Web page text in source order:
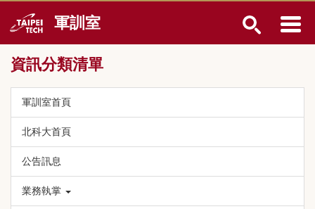
到
要
內
軍訓室
資訊分類清單
軍訓室首頁
北科大首頁
公告訊息
業務執掌